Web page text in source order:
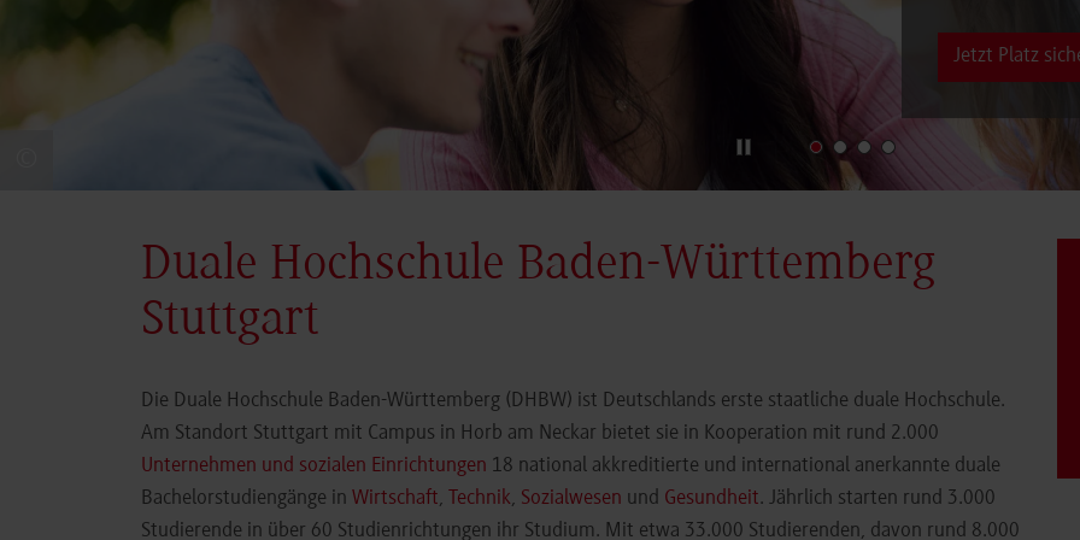
Jetzt Platz
News und
Duale Hochschule Baden-Württemberg
Stuttgart
Die Duale Hochschule Baden-Württemberg (DHBW) ist Deutschlands erste staatliche duale Hochschule.
Am Standort Stuttgart mit Campus in Horb am Neckar bietet sie in Kooperation mit rund 2.000
Unternehmen und sozialen Einrichtungen 18 national akkreditierte und international anerkannte duale
Bachelorstudiengänge in Wirtschaft, Technik, Sozialwesen und Gesundheit. Jährlich starten rund 3.000
Studierende in über 60 Studienrichtungen ihr Studium. Mit etwa 33.000 Studierenden, davon rund 8.000